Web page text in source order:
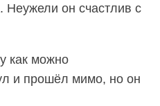
Неужели он счастлив с
как можно
и прошёл мимо, но он